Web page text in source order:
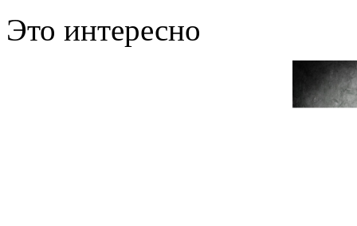
Это интересно